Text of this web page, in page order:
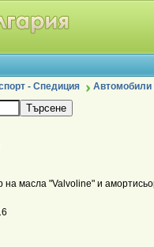
- Спедиция Автомобили
на масла "Valvoline" и